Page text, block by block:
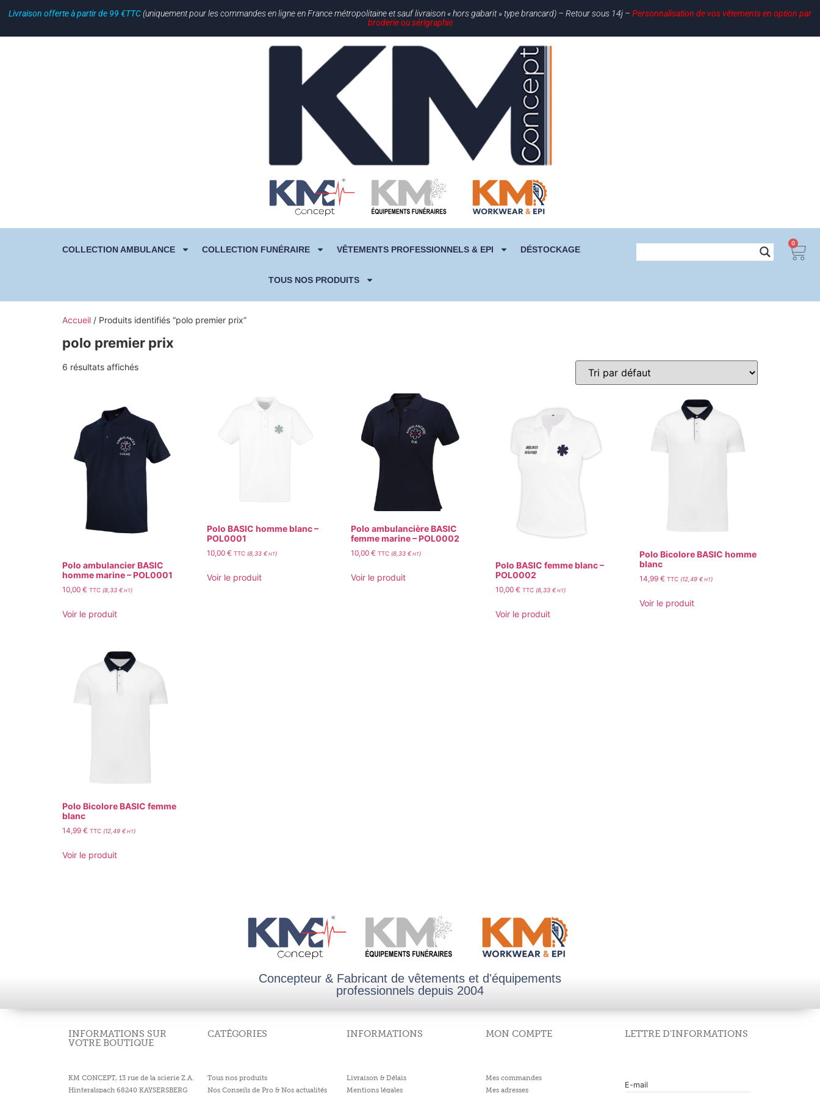
Livraison offerte à partir de 99 €TTC(uniquement pour les commandes en ligne en France métropolitaine et sauf livraison « hors gabarit » type brancard) – Retour sous 14j – Personnalisation de vos vêtements en option par
broderie ou sérigraphie
COLLECTION AMBULANCE COLLECTION FUNÉRAIRE VÊTEMENTS PROFESSIONNELS & EPI DÉSTOCKAGE
TOUS NOS PRODUITS
0
Accueil / Produits identifiés “polo premier prix”
polo premier prix
6 résultats affichés
Polo ambulancier BASIC
homme marine – POL0001
10,00 € TTC (8,33 €HT)
Voir le produit
Polo BASIC homme blanc –
POL0001
10,00 € TTC(8,33 €HT)
Voir le produit
Polo ambulancière BASIC
femme marine – POL0002
10,00€ TTC (8,33€ HT)
Voir le produit
Polo BASIC femme blanc –
POL0002
10,00 € TTC(8,33 €HT)
Voir le produit
Polo Bicolore BASIC homme
blanc
14,99€ TTC (12,49€ HT)
Voir le produit
Polo Bicolore BASIC femme
blanc
14,99 € TTC (12,49 € HT)
Voir le produit
Concepteur & Fabricant de vêtements et d'équipements
professionnels depuis 2004
INFORMATIONS SUR
VOTRE BOUTIQUE
CATÉGORIES INFORMATIONS MON COMPTE LETTRE D'INFORMATIONS
KM CONCEPT, 13 rue de la scierie Z.A.
Hinteralspach 68240 KAYSERSBERG
Tous nos produits
Nos Conseils de Pro & Nos actualités
Livraison & Délais
Mentions légales
Mes commandes
Mes adresses
E-mail